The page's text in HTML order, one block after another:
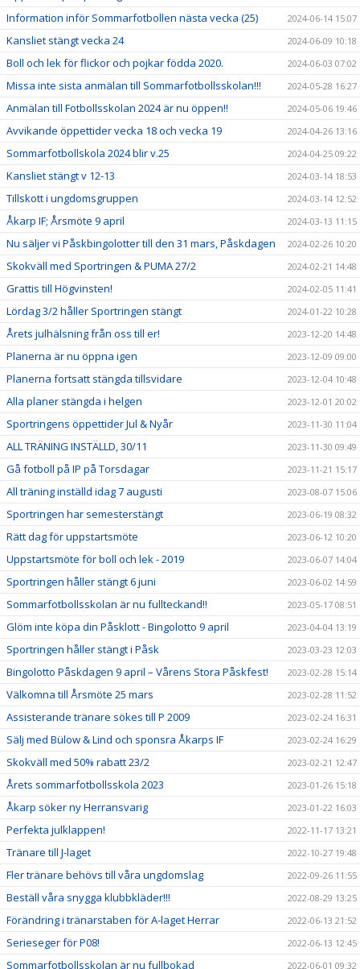
Information inför Sommarfotbollen nästa vecka (25) 2024-06-14 15:07
Kansliet stängt vecka 24 2024-06-09 10:18
Boll och lek för flickor och pojkar födda 2020. 2024-06-03 07:02
Missa inte sista anmälan till Sommarfotbollsskolan!!! 2024-05-28 16:27
Anmälan till Fotbollsskolan 2024 är nu öppen!! 2024-05-06 19:46
Avvikande öppettider vecka 18 och vecka 19 2024-04-26 13:16
Sommarfotbollskola 2024 blir v.25 2024-04-25 09:22
Kansliet stängt v 12-13 2024-03-14 18:53
Tillskott i ungdomsgruppen 2024-03-14 12:52
Åkarp IF; Årsmöte 9 april 2024-03-13 11:15
Nu säljer vi Påskbingolotter till den 31 mars, Påskdagen 2024-02-26 10:20
Skokväll med Sportringen & PUMA 27/2 2024-02-21 14:48
Grattis till Högvinsten! 2024-02-05 11:41
Lördag 3/2 håller Sportringen stängt 2024-01-22 10:28
Årets julhälsning från oss till er! 2023-12-20 14:48
Planerna är nu öppna igen 2023-12-09 09:00
Planerna fortsatt stängda tillsvidare 2023-12-04 10:48
Alla planer stängda i helgen 2023-12-01 20:02
Sportringens öppettider Jul & Nyår 2023-11-30 11:04
ALL TRÄNING INSTÄLLD, 30/11 2023-11-30 09:49
Gå fotboll på IP på Torsdagar 2023-11-21 15:17
All träning inställd idag 7 augusti 2023-08-07 15:06
Sportringen har semesterstängt 2023-06-19 08:32
Rätt dag för uppstartsmöte 2023-06-12 10:20
Uppstartsmöte för boll och lek - 2019 2023-06-07 14:04
Sportringen håller stängt 6 juni 2023-06-02 14:59
Sommarfotbollsskolan är nu fullteckand!! 2023-05-17 08:51
Glöm inte köpa din Påsklott - Bingolotto 9 april 2023-04-04 13:19
Sportringen håller stängt i Påsk 2023-03-23 12:03
Bingolotto Påskdagen 9 april – Vårens Stora Påskfest! 2023-02-28 15:14
Välkomna till Årsmöte 25 mars 2023-02-28 11:52
Assisterande tränare sökes till P 2009 2023-02-24 16:31
Sälj med Bülow & Lind och sponsra Åkarps IF 2023-02-24 16:29
Skokväll med 50% rabatt 23/2 2023-02-21 12:47
Årets sommarfotbollsskola 2023 2023-01-26 15:18
Åkarp söker ny Herransvarig 2023-01-22 16:03
Perfekta julklappen! 2022-11-17 13:21
Tränare till J-laget 2022-10-27 19:48
Fler tränare behövs till våra ungdomslag 2022-09-26 11:55
Beställ våra snygga klubbkläder!!! 2022-08-29 13:25
Förändring i tränarstaben för A-laget Herrar 2022-06-13 21:52
Serieseger för P08! 2022-06-13 12:45
Sommarfotbollsskolan är nu fullbokad 2022-06-01 09:32